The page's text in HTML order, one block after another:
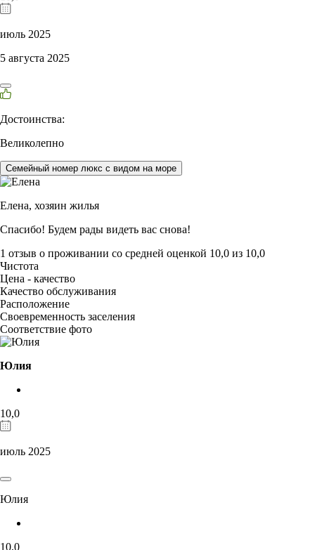
июль 2025
5 августа 2025
Достоинства:
Великолепно
Семейный номер люкс с видом на море
Елена, хозяин жилья
Спасибо! Будем рады видеть вас снова!
1 отзыв о проживании со средней оценкой 10,0 из 10,0
Чистота
Цена - качество
Качество обслуживания
Расположение
Своевременность заселения
Соответствие фото
Юлия
10,0
июль 2025
Юлия
10,0